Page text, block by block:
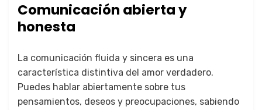
Comunicación abierta y
honesta
La comunicación fluida y sincera es una
característica distintiva del amor verdadero.
Puedes hablar abiertamente sobre tus
pensamientos, deseos y preocupaciones, sabiendo